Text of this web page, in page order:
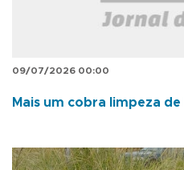
09/07/2026 00:00
Mais um cobra limpeza